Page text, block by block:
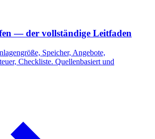
— der vollständige Leitfaden
Speicher, Angebote,
Checkliste. Quellenbasiert und